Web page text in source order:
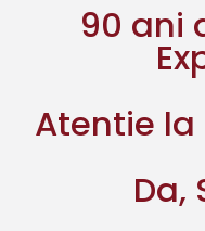
90 ani
Atentie la
Da,